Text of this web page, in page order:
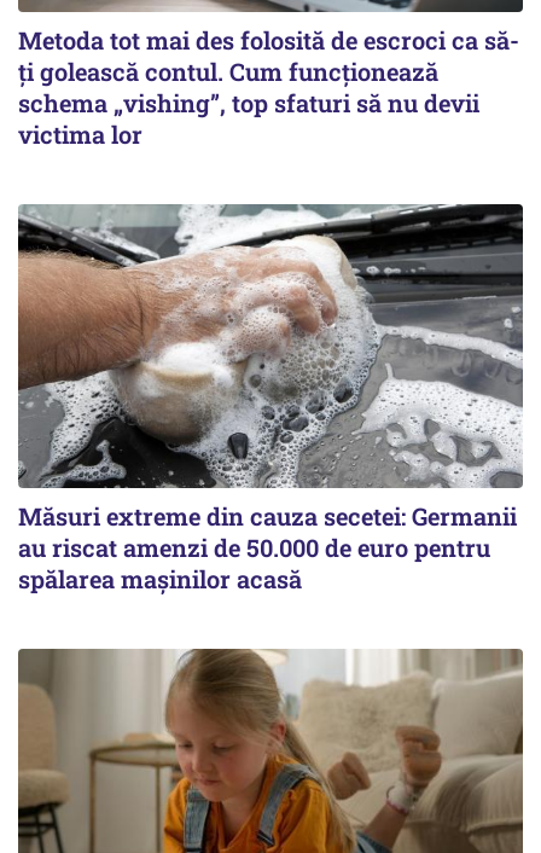
Metoda tot mai des folosită de escroci ca să-
ți golească contul. Cum funcționează
schema „vishing”, top sfaturi să nu devii
victima lor
Măsuri extreme din cauza secetei: Germanii
au riscat amenzi de 50.000 de euro pentru
spălarea mașinilor acasă